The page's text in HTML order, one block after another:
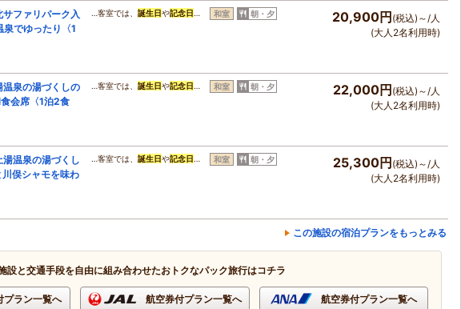
サファリパーク入
でゆったり〈1
…客室では、 誕生日や記念日 … 和室 朝・夕 20,900円 (税込)～/人
(大人2名利用時)
温泉の湯づくしの
会席〈1泊2食
…客室では、 誕生日や記念日 … 和室 朝・夕 22,000円 (税込)～/人
(大人2名利用時)
湯温泉の湯づくし
俣シャモを味わ
…客室では、 誕生日や記念日 … 和室 朝・夕 25,300円 (税込)～/人
(大人2名利用時)
この施設の宿泊プランをもっとみる
設と交通手段を自由に組み合わせたおトクなパック旅行はコチラ
プラン一覧へ 航空券付プラン一覧へ 航空券付プラン一覧へ